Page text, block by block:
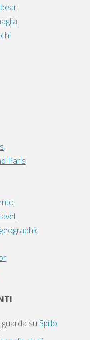
Paris
su Spillo